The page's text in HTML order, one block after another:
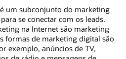
um subconjunto do marketing
se conectar com os leads.
na Internet são marketing
formas de marketing digital são
exemplo, anúncios de TV,